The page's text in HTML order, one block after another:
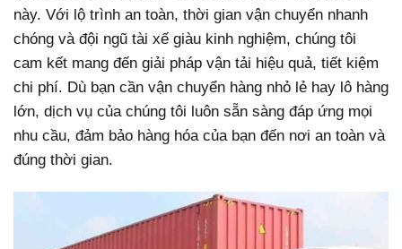
này. Với lộ trình an toàn, thời gian vận chuyển nhanh
chóng và đội ngũ tài xế giàu kinh nghiệm, chúng tôi
cam kết mang đến giải pháp vận tải hiệu quả, tiết kiệm
chi phí. Dù bạn cần vận chuyển hàng nhỏ lẻ hay lô hàng
lớn, dịch vụ của chúng tôi luôn sẵn sàng đáp ứng mọi
nhu cầu, đảm bảo hàng hóa của bạn đến nơi an toàn và
đúng thời gian.